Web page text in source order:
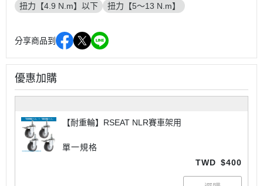
扭力【4.9 N.m】以下
扭力【5～13 N.m】
分享商品到
優惠加購
【耐重輪】RSEAT NLR賽車架用
單一規格
TWD $400